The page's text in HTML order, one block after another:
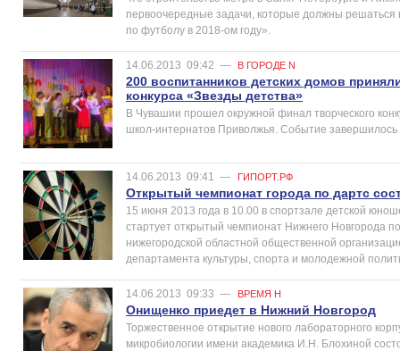
первоочередные задачи, которые должны
по футболу в 2018-ом году».
14.06.2013 09:42 — В ГОРОДЕ N
200 воспитанников детских домов
конкурса «Звезды детства»
В Чувашии прошел окружной финал творческого
школ-интернатов Приволжья. Событие
14.06.2013 09:41 — ГИПОРТ.РФ
Открытый чемпионат города по дартс
15 июня 2013 года в 10.00 в спортзале детской
стартует открытый чемпионат Нижнего Новгорода
нижегородской областной общественной
департамента культуры, спорта и молодежной
14.06.2013 09:33 — ВРЕМЯ Н
Онищенко приедет в Нижний Новгород
Торжественное открытие нового лабораторного
микробиологии имени академика И.Н. Блохиной